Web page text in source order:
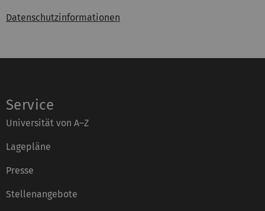
Datenschutzinformationen
Service
Universität von A–Z
Lagepläne
Presse
Stellenangebote